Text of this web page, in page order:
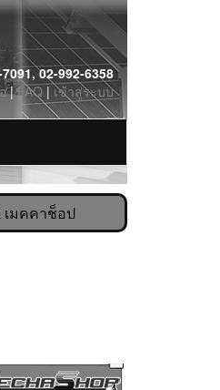
02-992-6358
|FAQ | เข้าสู่ระบบ
เมคคาช็อป